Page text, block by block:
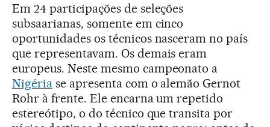
Em 24 participações de seleções
subsaarianas, somente em cinco
oportunidades os técnicos nasceram no país
que representavam. Os demais eram
europeus. Neste mesmo campeonato a
Nigériase apresenta com o alemão Gernot
Rohr à frente. Ele encarna um repetido
estereótipo, o do técnico que transita por